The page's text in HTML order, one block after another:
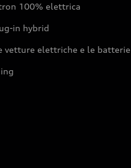
100% elettrica
in hybrid
vetture elettriche e le batterie